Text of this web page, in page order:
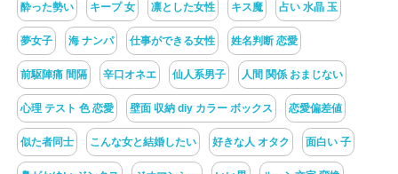
酔った勢い キープ 女 凛とした女性 キス魔 占い 水晶 玉
夢女子 海 ナンパ 仕事ができる女性 姓名判断 恋愛
前駆陣痛 間隔 辛口オネエ 仙人系男子 人間 関係 おまじない
心理 テスト 色 恋愛 壁面 収納 diy カラー ボックス 恋愛偏差値
似た者同士 こんな女と結婚したい 好きな人 オタク 面白い 子